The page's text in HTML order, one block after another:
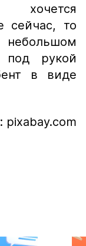
сейчас, то
под рукой
в виде
pixabay.com